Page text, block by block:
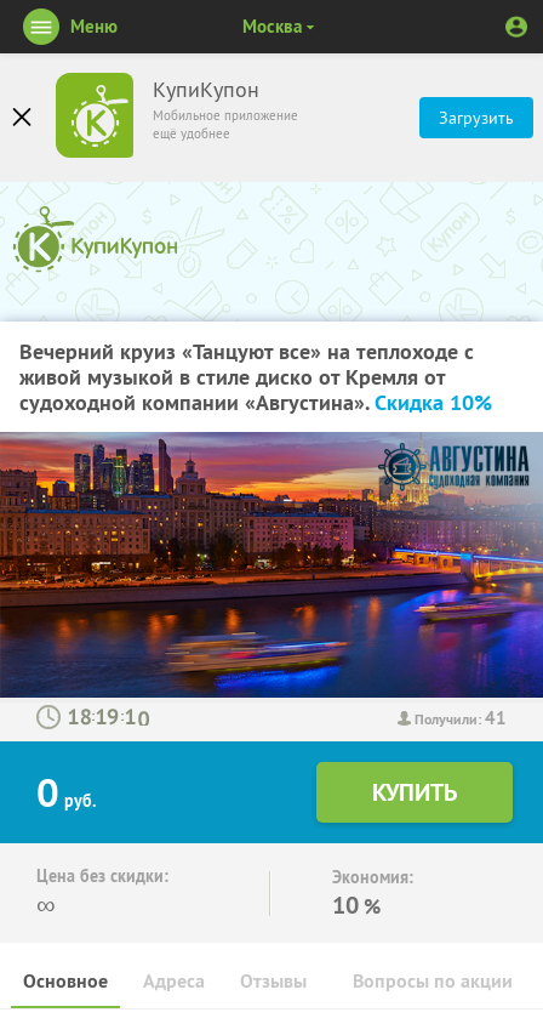
КупиКупон
Мобильное приложение
ещё удобнее
Загрузить
Меню Москва
Вечерний круиз «Танцуют все» на теплоходе с
живой музыкой в стиле диско от Кремля от
судоходной компании «Августина».Скидка 10%
Получили:41
: :
0 руб.
Цена без скидки:
∞
Экономия:
10 %
Основное Отзывы Вопросы по акции
Адреса